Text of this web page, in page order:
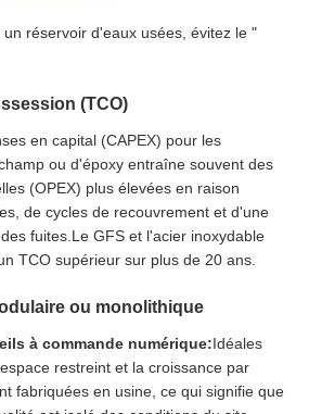
réservoir d'eaux usées, évitez le "
(TCO)
en capital (CAPEX) pour les
ou d'époxy entraîne souvent des
(OPEX) plus élevées en raison
de cycles de recouvrement et d'une
fuites.Le GFS et l'acier inoxydable
TCO supérieur sur plus de 20 ans.
ou monolithique
à commande numérique:Idéales
restreint et la croissance par
fabriquées en usine, ce qui signifie que